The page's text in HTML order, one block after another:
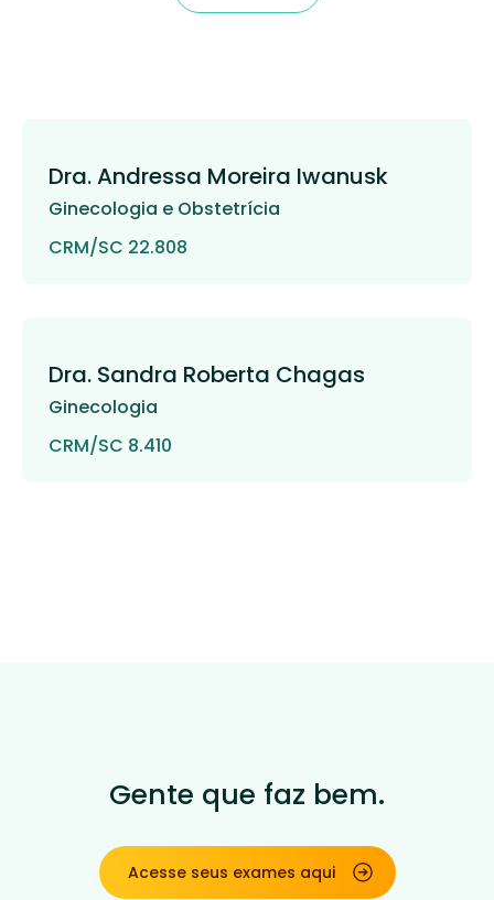
Dra. Andressa Moreira Iwanusk
Ginecologia e Obstetrícia
CRM/SC 22.808
Dra. Sandra Roberta Chagas
Ginecologia
CRM/SC 8.410
Gente que faz bem.
Acesse seus exames aqui